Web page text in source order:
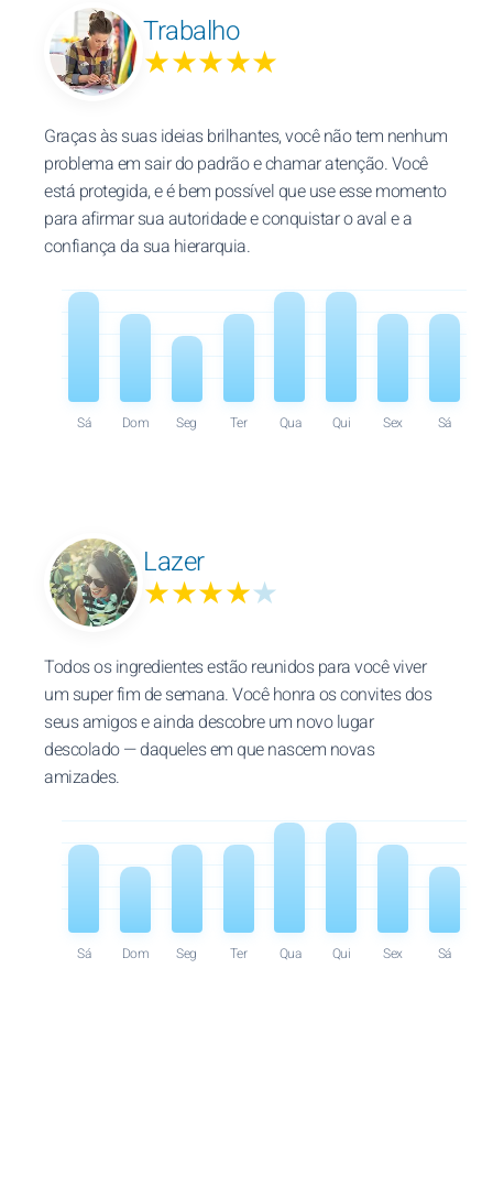
Trabalho
★★★★★
Graças às suas ideias brilhantes, você não tem nenhum
problema em sair do padrão e chamar atenção. Você
está protegida, e é bem possível que use esse momento
para afirmar sua autoridade e conquistar o aval e a
confiança da sua hierarquia.
Sá Dom Seg Ter Qua Qui Sex Sá
Lazer
★★★★★
Todos os ingredientes estão reunidos para você viver
um super fim de semana. Você honra os convites dos
seus amigos e ainda descobre um novo lugar
descolado — daqueles em que nascem novas
amizades.
Sá Dom Seg Ter Qua Qui Sex Sá